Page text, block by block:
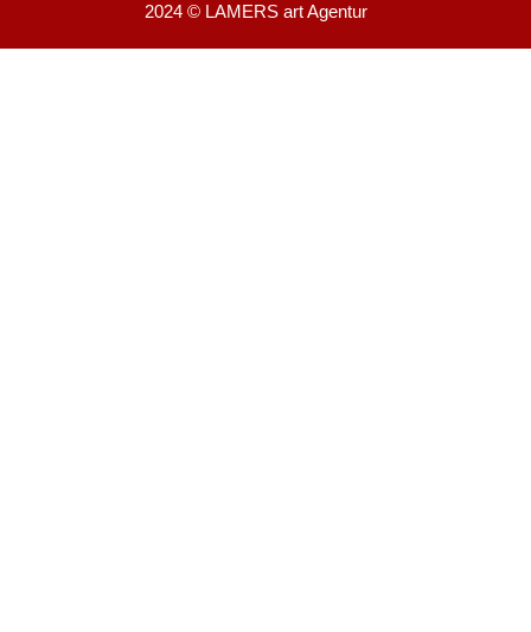
2024 © LAMERS art Agentur